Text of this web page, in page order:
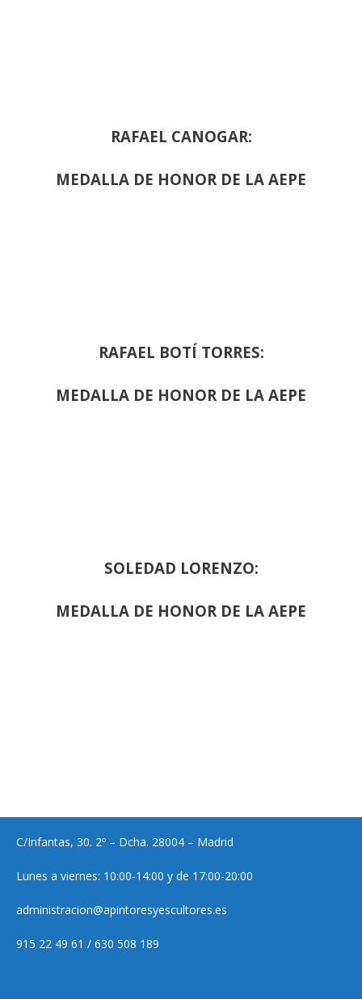
RAFAEL CANOGAR:
MEDALLA DE HONOR DE LA AEPE
RAFAEL BOTÍ TORRES:
MEDALLA DE HONOR DE LA AEPE
SOLEDAD LORENZO:
MEDALLA DE HONOR DE LA AEPE
C/Infantas, 30. 2º – Dcha. 28004 – Madrid
Lunes a viernes: 10:00-14:00 y de 17:00-20:00
administracion@apintoresyescultores.es
915 22 49 61 / 630 508 189